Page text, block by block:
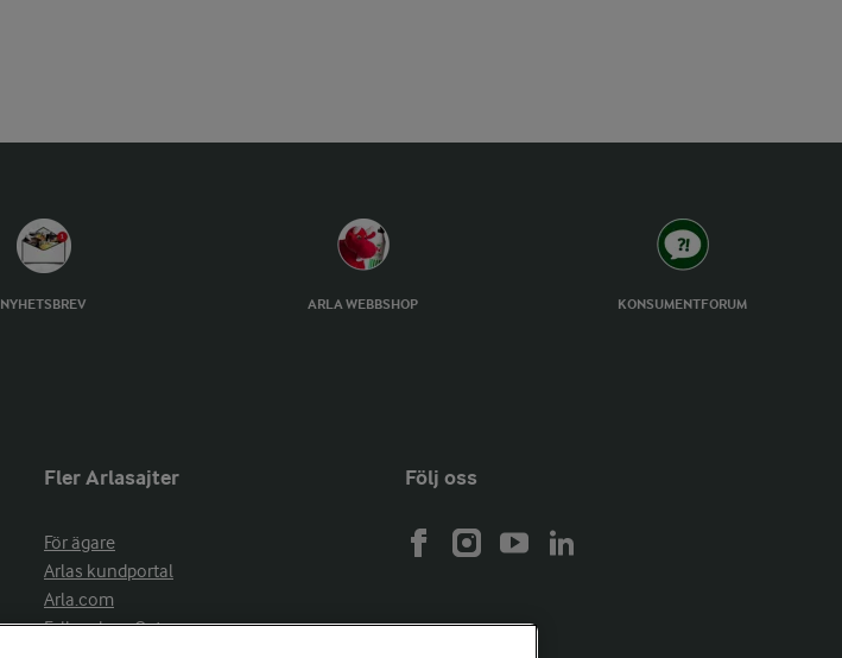
NYHETSBREV ARLA WEBBSHOP KONSUMENTFORUM
Fler Arlasajter
För ägare
Arlas kundportal
Arla.com
Falbygdens Ost
Följ oss